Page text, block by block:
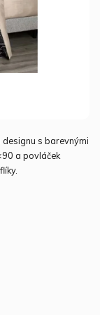
s barevnými
a povláček